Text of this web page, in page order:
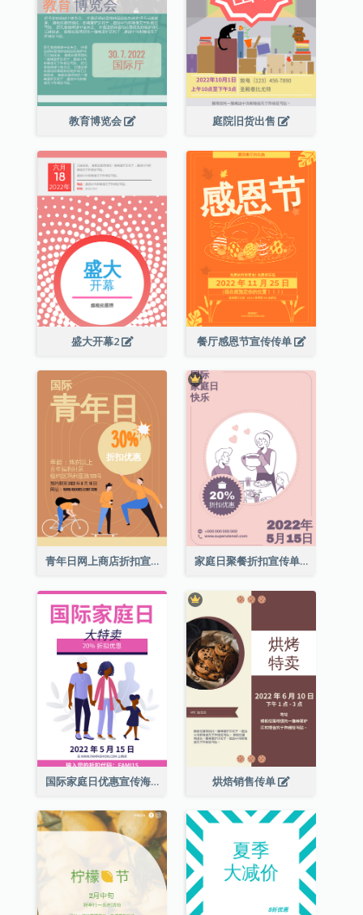
教育博览会 庭院旧货出售
盛大开幕2 餐厅感恩节宣传传单
青年日网上商店折扣宣传单张 家庭日聚餐折扣宣传单张
国际家庭日优惠宣传海报 烘焙销售传单